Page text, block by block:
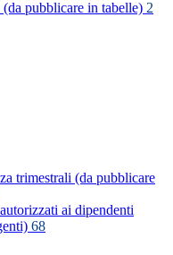
pubblicare in tabelle) 2
trimestrali (da pubblicare
ai dipendenti
68